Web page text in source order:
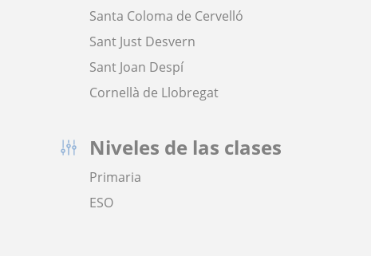
Santa Coloma de Cervelló
Sant Just Desvern
Sant Joan Despí
Cornellà de Llobregat
Niveles de las clases
Primaria
ESO